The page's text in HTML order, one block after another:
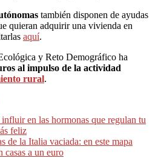
también disponen de ayudas
quieran adquirir una vivienda en
aquí.
y Reto Demográfico ha
al impulso de la actividad
rural.
en las hormonas que regulan tu
feliz
de la Italia vaciada: en este mapa
casas a un euro